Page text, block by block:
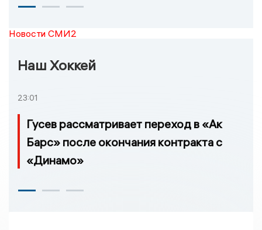
Новости СМИ2
Наш Хоккей
23:01
Гусев рассматривает переход в «Ак
Барс» после окончания контракта с
«Динамо»